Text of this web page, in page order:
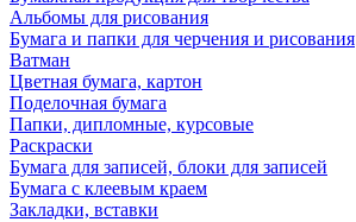
Альбомы для рисования
Бумага и папки для черчения и рисования
Ватман
Цветная бумага, картон
Поделочная бумага
Папки, дипломные, курсовые
Раскраски
Бумага для записей, блоки для записей
Бумага с клеевым краем
Закладки, вставки